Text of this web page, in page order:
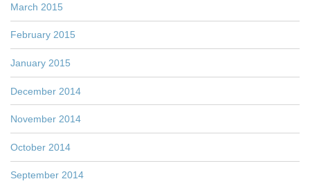
March 2015
February 2015
January 2015
December 2014
November 2014
October 2014
September 2014